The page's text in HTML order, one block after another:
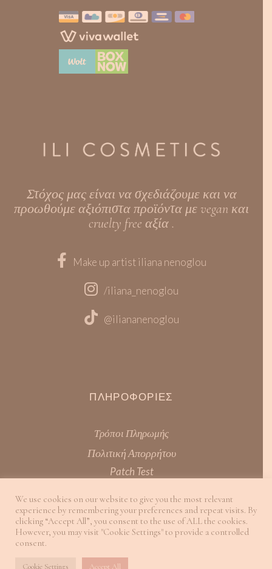
Στόχος μας είναι να σχεδιάζουμε και να
προωθούμε αξιόπιστα προϊόντα με vegan και
cruelty free αξία .
Make up artist iliana nenoglou
/iliana_nenoglou
@iliananenoglou
ΠΛΗΡΟΦΟΡΊΕΣ
Τρόποι Πληρωμής
Πολιτική Απορρήτου
Patch Test
We use cookies on our website to give you the most relevant
experience by remembering your preferences and repeat visits. By
clicking “Accept All”, you consent to the use of ALL the cookies.
However, you may visit "Cookie Settings" to provide a controlled
consent.
Cookie Settings Accept All